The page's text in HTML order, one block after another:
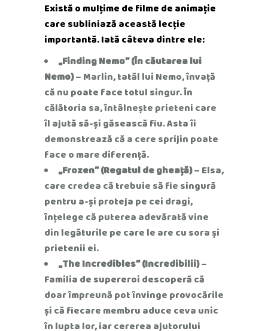
Există o mulțime de filme de animație
care subliniază această lecție
importantă. Iată câteva dintre ele:
„Finding Nemo” (În căutarea lui
Nemo)– Marlin, tatăl lui Nemo, învață
că nu poate face totul singur. În
călătoria sa, întâlnește prieteni care
îl ajută să-și găsească fiu. Asta îi
demonstrează că a cere sprijin poate
face o mare diferență.
„Frozen” (Regatul de gheață)– Elsa,
care credea că trebuie să fie singură
pentru a-și proteja pe cei dragi,
înțelege că puterea adevărată vine
din legăturile pe care le are cu sora și
prietenii ei.
„The Incredibles” (Incredibilii)–
Familia de supereroi descoperă că
doar împreună pot învinge provocările
și că fiecare membru aduce ceva unic
în lupta lor, iar cererea ajutorului